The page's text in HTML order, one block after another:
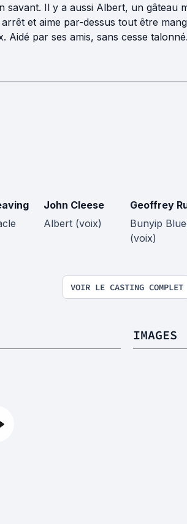
savant. Il y a aussi Albert, un gâteau
et aime par-dessus tout être
Aidé par ses amis, sans cesse
John Cleese
Albert (voix)
Geoffrey
Bunyip
(voix)
VOIR LE CASTING COMPLET
IMAGES